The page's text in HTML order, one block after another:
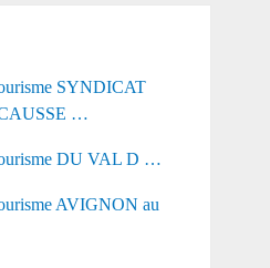
SYNDICAT
…
DU VAL D …
AVIGNON au